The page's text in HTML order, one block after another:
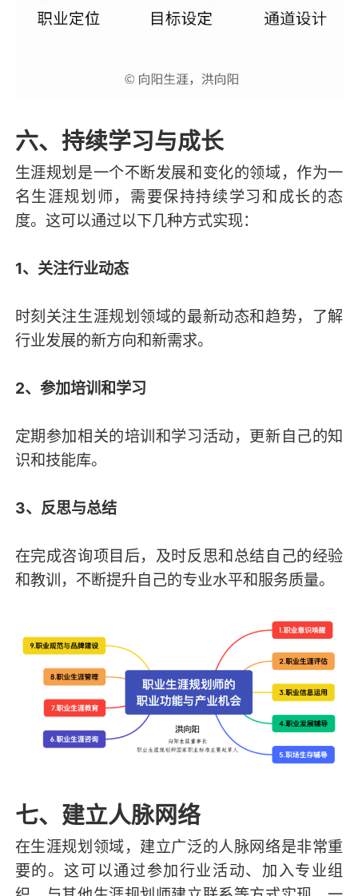
六、持续学习与成长
生涯规划是一个不断发展和变化的领域，作为一
名生涯规划师，需要保持持续学习和成长的态
度。这可以通过以下几种方式实现：
1、关注行业动态
时刻关注生涯规划领域的最新动态和趋势，了解
行业发展的新方向和新需求。
2、参加培训和学习
定期参加相关的培训和学习活动，更新自己的知
识和技能库。
3、反思与总结
在完成咨询项目后，及时反思和总结自己的经验
和教训，不断提升自己的专业水平和服务质量。
七、建立人脉网络
在生涯规划领域，建立广泛的人脉网络是非常重
要的。这可以通过参加行业活动、加入专业组